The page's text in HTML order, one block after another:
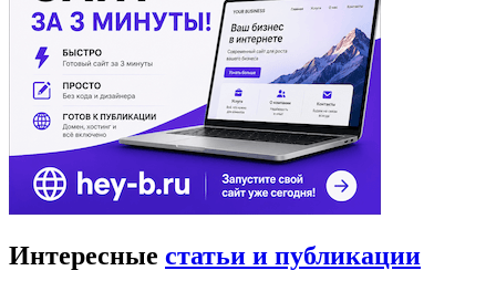
Интересные статьи и публикации